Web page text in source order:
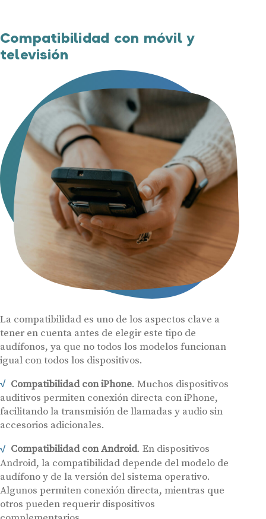
Compatibilidad con móvil y
televisión
La compatibilidad es uno de los aspectos clave a
tener en cuenta antes de elegir este tipo de
audífonos, ya que no todos los modelos funcionan
igual con todos los dispositivos.
Compatibilidad con iPhone. Muchos dispositivos
auditivos permiten conexión directa con iPhone,
facilitando la transmisión de llamadas y audio sin
accesorios adicionales.
Compatibilidad con Android. En dispositivos
Android, la compatibilidad depende del modelo de
audífono y de la versión del sistema operativo.
Algunos permiten conexión directa, mientras que
otros pueden requerir dispositivos
Audífonos
Gafas auditivas